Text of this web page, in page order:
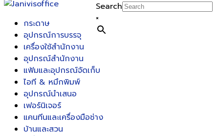
Search
×
กระดาษ
อุปกรณ์การบรรจุ
เครื่องใช้สำนักงาน
อุปกรณ์สำนักงาน
แฟ้มและอุปกรณ์จัดเก็บ
ไอที & หมึกพิมพ์
อุปกรณ์นำเสนอ
เฟอร์นิเจอร์
แคนทีนและเครื่องมือช่าง
บ้านและสวน